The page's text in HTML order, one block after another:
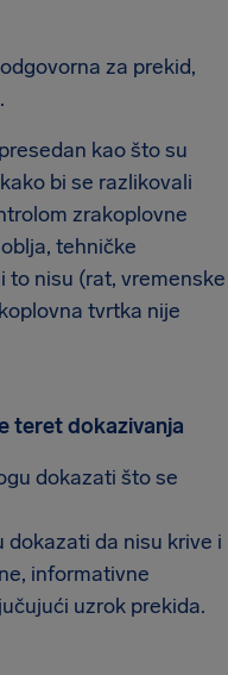
za prekid,
kao što su
bi se razlikovali
zrakoplovne
tehničke
to nisu (rat, vremenske
tvrtka nije
teret dokazivanja
dokazati što se
da nisu krive i
informativne
uzrok prekida.